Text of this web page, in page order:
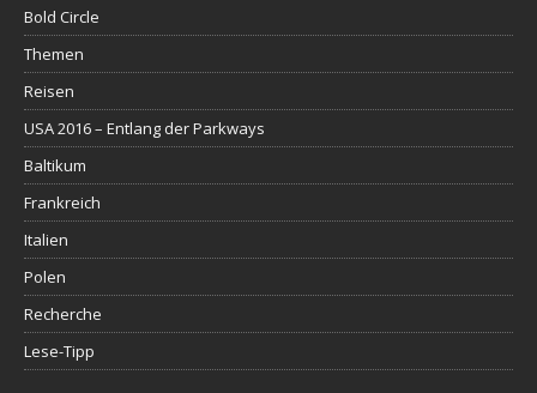
Bold Circle
Themen
Reisen
USA 2016 – Entlang der Parkways
Baltikum
Frankreich
Italien
Polen
Recherche
Lese-Tipp